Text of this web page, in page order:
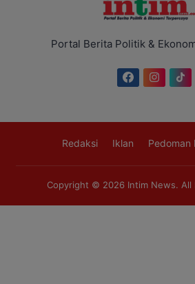
Portal Berita Politik &
Redaksi Iklan Pedoman
Copyright © 2026 Intim News. All